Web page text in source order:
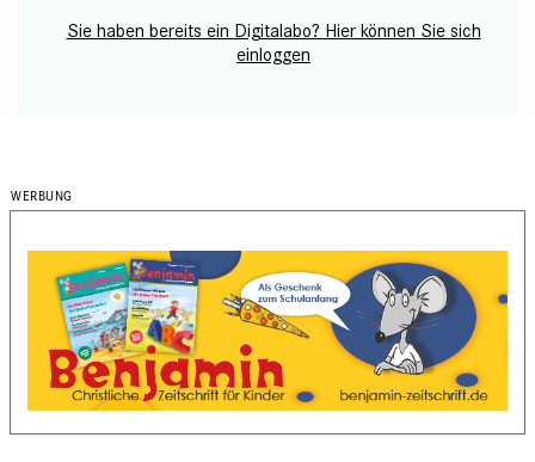
Sie haben bereits ein Digitalabo? Hier können Sie sich
einloggen